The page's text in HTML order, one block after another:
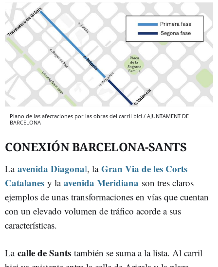
Plano de las afectaciones por las obras del carril bici / AJUNTAMENT DE
BARCELONA
CONEXIÓN BARCELONA-SANTS
La avenida Diagonal, la Gran Via de les Corts
Catalanes y la avenida Meridiana son tres claros
ejemplos de unas transformaciones en vías que cuentan
con un elevado volumen de tráfico acorde a sus
características.
La calle de Sants también se suma a la lista. Al carril